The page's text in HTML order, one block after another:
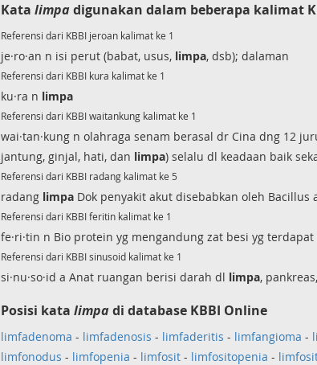
Kata limpadigunakan dalam beberapa kalimat
Referensi dari KBBI jeroan kalimat ke 1
je·ro·an n isi perut (babat, usus, limpa, dsb); dalaman
Referensi dari KBBI kura kalimat ke 1
ku·ra n limpa
Referensi dari KBBI waitankung kalimat ke 1
wai·tan·kung n olahraga senam berasal dr Cina dng 12
jantung, ginjal, hati, dan limpa) selalu dl keadaan baik
Referensi dari KBBI radang kalimat ke 5
radang limpaDok penyakit akut disebabkan oleh
Referensi dari KBBI feritin kalimat ke 1
fe·ri·tin n Bio protein yg mengandung zat besi yg
Referensi dari KBBI sinusoid kalimat ke 1
si·nu·so·id a Anat ruangan berisi darah dl limpa,
Posisi kata limpadi database KBBI Online
limfadenoma - limfadenosis - limfaderitis - limfangioma -
limfonodus - limfopenia - limfosit- limfositopenia -